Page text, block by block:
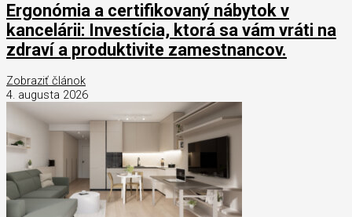
Ergonómia a certifikovaný nábytok v
kancelárii: Investícia, ktorá sa vám vráti na
zdraví a produktivite zamestnancov.
Zobraziť článok
4. augusta 2026